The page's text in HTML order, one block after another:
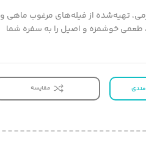
شبنم ۱۲۰ گرمی، تهیه‌شده از فیله‌های مرغوب ماهی و
طعمی خوشمزه و اصیل را به سفره شما
مندی مقایسه